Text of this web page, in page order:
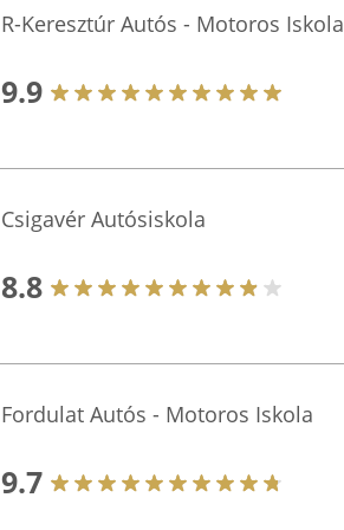
R-Keresztúr Autós - Motoros Iskola
9.9
Csigavér Autósiskola
8.8
Fordulat Autós - Motoros Iskola
9.7